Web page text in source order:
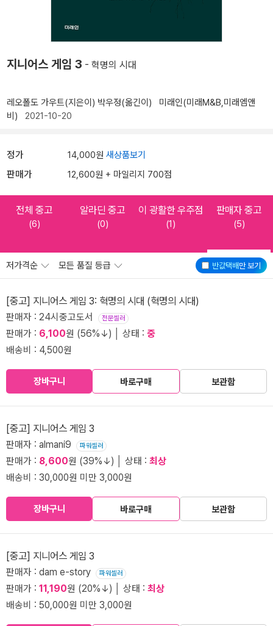
지니어스 게임 3 - 혁명의 시대
레오폴도 가우트(지은이) 박우정(옮긴이)
미래인(미래M&B,미래엠앤
비) 2021-10-20
정가 14,000원 새상품보기
판매가 12,600원 + 마일리지 700점
전체 중고
(6)
알라딘 중고
(0)
이 광활한 우주점
(1)
판매자 중고
(5)
반값택배만 보기
저가격순 모든 품질 등급
[중고] 지니어스 게임 3: 혁명의 시대 (혁명의 시대)
판매자 : 24시중고도서 전문셀러
판매가 : 6,100원 (56%↓) │ 상태 : 중
배송비 : 4,500원
장바구니 바로구매 보관함
[중고] 지니어스 게임 3
판매자 : almani9 파워셀러
판매가 : 8,600원 (39%↓) │ 상태 : 최상
배송비 : 30,000원 미만 3,000원
장바구니 바로구매 보관함
[중고] 지니어스 게임 3
판매자 : dam e-story 파워셀러
판매가 : 11,190원 (20%↓) │ 상태 : 최상
배송비 : 50,000원 미만 3,000원